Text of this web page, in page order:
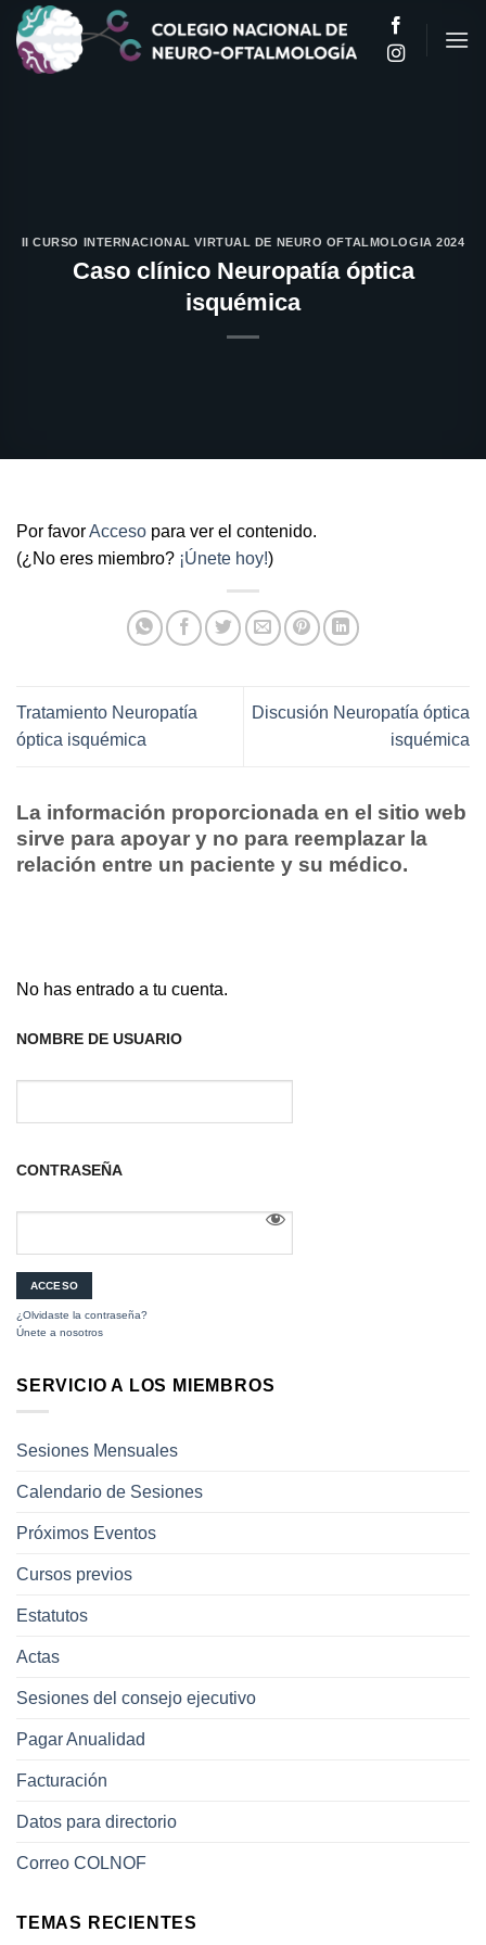
Saltar
contenido
II CURSO INTERNACIONAL VIRTUAL DE NEURO OFTALMOLOGIA 2024
Caso clínico Neuropatía óptica
isquémica
Por favorAcceso para ver el contenido.
(¿No eres miembro? ¡Únete hoy!)
Tratamiento Neuropatía
óptica isquémica
Discusión Neuropatía óptica
isquémica
La información proporcionada en el sitio web
sirve para apoyar y no para reemplazar la
relación entre un paciente y su médico.
No has entrado a tu cuenta.
NOMBRE DE USUARIO
CONTRASEÑA
¿Olvidaste la contraseña?
Únete a nosotros
SERVICIO A LOS MIEMBROS
Sesiones Mensuales
Calendario de Sesiones
Próximos Eventos
Cursos previos
Estatutos
Actas
Sesiones del consejo ejecutivo
Pagar Anualidad
Facturación
Datos para directorio
Correo COLNOF
TEMAS RECIENTES